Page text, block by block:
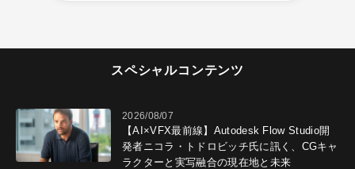
スペシャルコンテンツ
2026/08/07
【AI×VFX最前線】Autodesk Flow Studio開
発者ニコラ・トドロビッチ氏に訊く、CGキャ
ラクターと実写融合の現在地と未来